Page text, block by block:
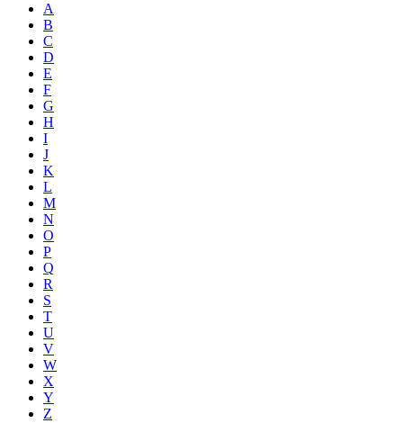
A
B
C
D
E
F
G
H
I
J
K
L
M
N
O
P
Q
R
S
T
U
V
W
X
Y
Z